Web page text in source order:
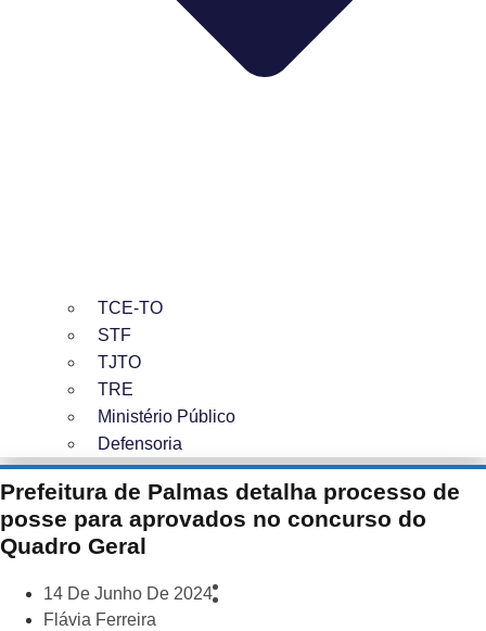
TCE-TO
STF
TJTO
TRE
Ministério Público
Defensoria
Prefeitura de Palmas detalha processo de
posse para aprovados no concurso do
Quadro Geral
14 De Junho De 2024
Flávia Ferreira